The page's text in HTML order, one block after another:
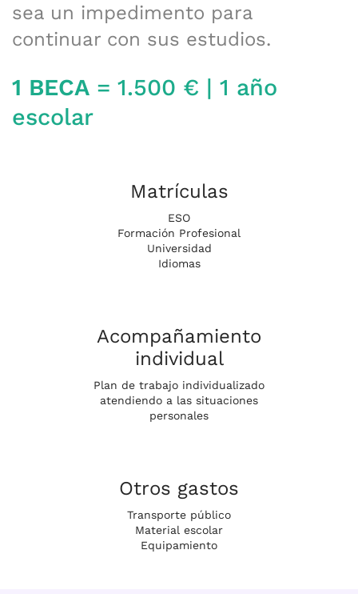
sea un impedimento para
continuar con sus estudios.
1 BECA = 1.500 € | 1 año
escolar
Matrículas
ESO
Formación Profesional
Universidad
Idiomas
Acompañamiento
individual
Plan de trabajo individualizado
atendiendo a las situaciones
personales
Otros gastos
Transporte público
Material escolar
Equipamiento